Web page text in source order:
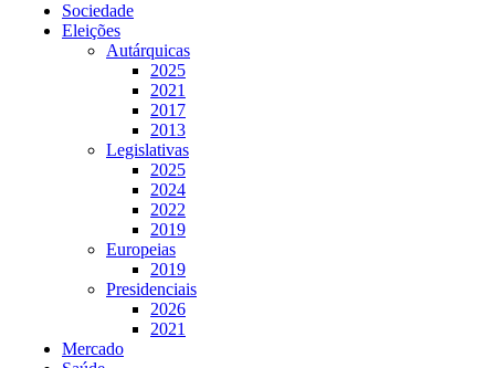
Sociedade
Eleições
Autárquicas
2025
2021
2017
2013
Legislativas
2025
2024
2022
2019
Europeias
2019
Presidenciais
2026
2021
Mercado